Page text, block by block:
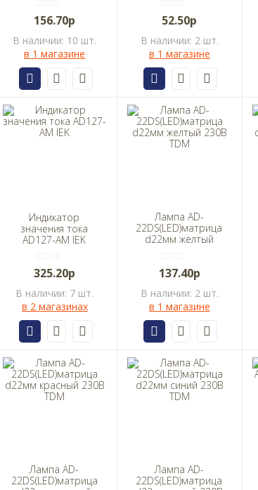
156.70р
В наличии: 10 шт.
в 1 магазине
52.50р
В наличии: 2 шт.
в 1 магазине
Индикатор
значения тока
AD127-AM IEK
325.20р
В наличии: 7 шт.
в 2 магазинах
Лампа AD-
22DS(LED)матрица
d22мм желтый
137.40р
В наличии: 2 шт.
в 1 магазине
Лампа AD-
22DS(LED)матрица
Лампа AD-
22DS(LED)матрица